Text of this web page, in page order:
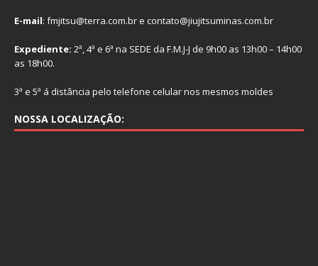
E-mail: fmjitsu@terra.com.br e contato@jiujitsuminas.com.br
Expediente: 2ª, 4ª e 6ª na SEDE da F.M.J-J de 9h00 as 13h00 – 14h00
as 18h00.
3ª e 5ª á distância pelo telefone celular nos mesmos moldes
NOSSA LOCALIZAÇÃO: